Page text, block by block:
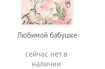
Любимой бабушке
сейчас нет в
наличии